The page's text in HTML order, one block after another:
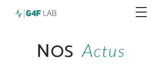
NOSActus